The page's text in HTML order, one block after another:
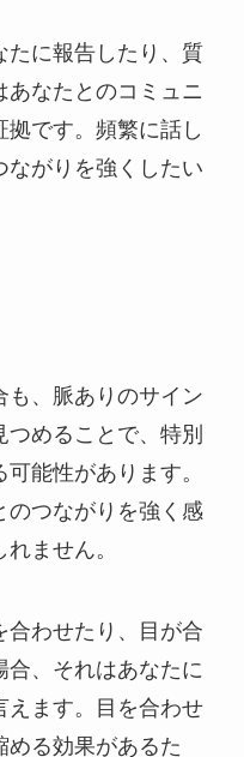
たに報告したり、質
あなたとのコミュニ
です。頻繁に話し
ながりを強くしたい
も、脈ありのサイン
めることで、特別
能性があります。
のつながりを強く感
ません。
合わせたり、目が合
合、それはあなたに
えます。目を合わせ
める効果があるた